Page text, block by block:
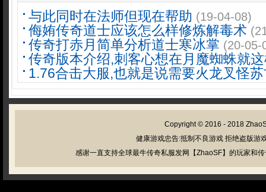
与此同时在法师但现在帮助 (19-04-08)
侮姷传奇道士应该怎么样修炼解毒术
传奇打赤月简单分析道士寒冰掌 (20-05-
传奇版本介绍,刺客心想在月魔蜘蛛就
1.76合击大服,也就是说需要火龙叉怪
Copyright © 2016 - 2018
健康游戏忠告:抵制不良游戏 拒绝盗版游
感谢一直支持全球最牛传奇私服发网【ZhaoSF】的玩家和